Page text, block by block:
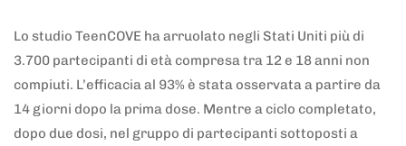
Lo studio TeenCOVE ha arruolato negli Stati Uniti più di
3.700 partecipanti di età compresa tra 12 e 18 anni non
compiuti. L’efficacia al 93% è stata osservata a partire da
14 giorni dopo la prima dose. Mentre a ciclo completato,
dopo due dosi, nel gruppo di partecipanti sottoposti a